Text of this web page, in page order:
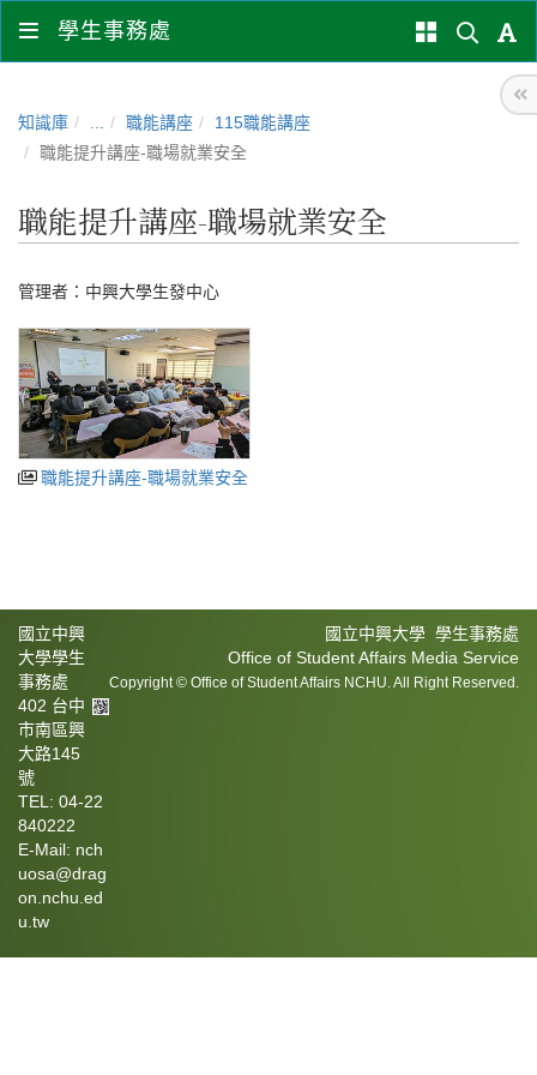
學生事務處
知識庫 職能講座
115職能講座
職能提升講座-職場就業安全
職能提升講座-職場就業安全
管理者： 中興大學生發中心
職能提升講座-職場就業安全
國立中興大學 學生事務處
Office of Student Affairs Media Service
Copyright © Office of Student Affairs NCHU. All Right Reserved.
國立中興
大學學生
事務處
402 台中
市南區興
大路145
號
TEL: 04-22
840222
E-Mail: nch
uosa@drag
on.nchu.ed
u.tw